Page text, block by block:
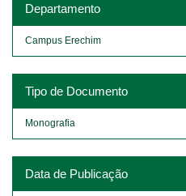
Departamento
Campus Erechim
Tipo de Documento
Monografia
Data de Publicação